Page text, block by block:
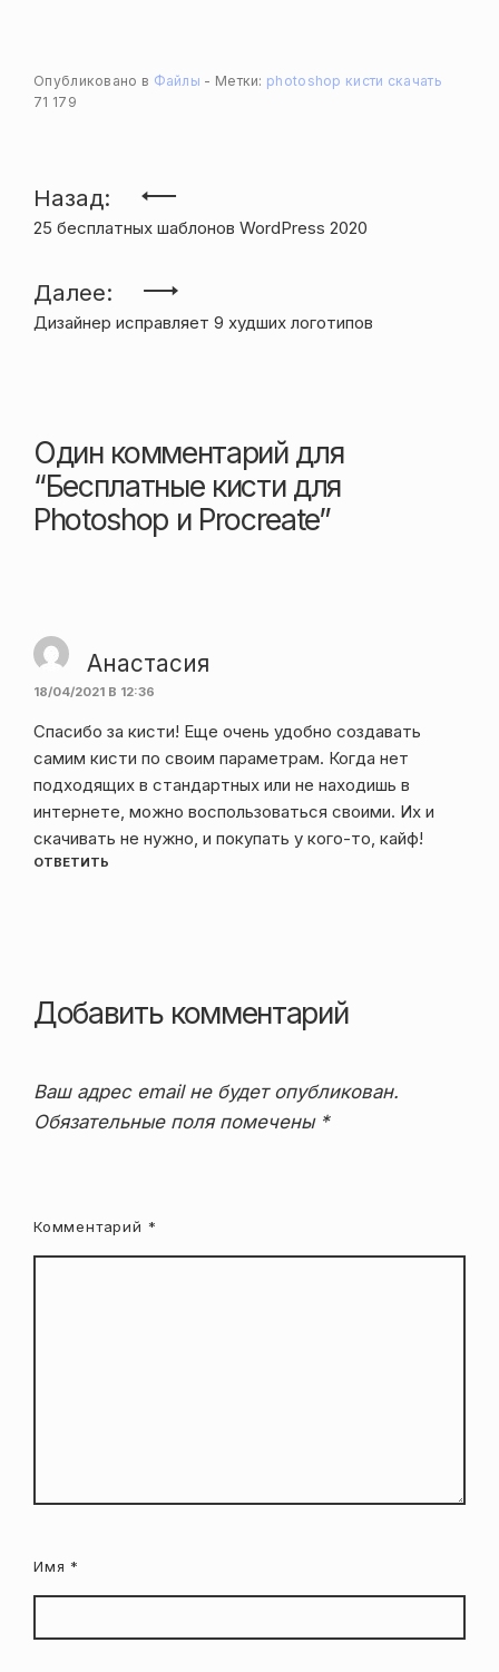
Опубликовано в Файлы Метки: photoshop кисти скачать
71 179
Навигация
по
записям
Назад:
25 бесплатных шаблонов WordPress 2020
Далее:
Дизайнер исправляет 9 худших логотипов
Один комментарий для
“Бесплатные кисти для
Photoshop и Procreate”
Анастасия
18/04/2021 В 12:36
Спасибо за кисти! Еще очень удобно создавать
самим кисти по своим параметрам. Когда нет
подходящих в стандартных или не находишь в
интернете, можно воспользоваться своими. Их и
скачивать не нужно, и покупать у кого-то, кайф!
ОТВЕТИТЬ
Добавить комментарий
Ваш адрес email не будет опубликован.
Обязательные поля помечены *
Комментарий *
Имя *